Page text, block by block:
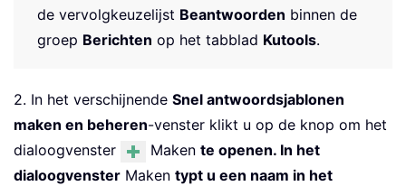
de vervolgkeuzelijst Beantwoorden binnen de
groep Berichten op het tabblad Kutools.
2. In het verschijnende Snel antwoordsjablonen
maken en beheren-venster klikt u op de knop om het
dialoogvenster
Maken te openen. In het
dialoogvenster Maken typt u een naam in het